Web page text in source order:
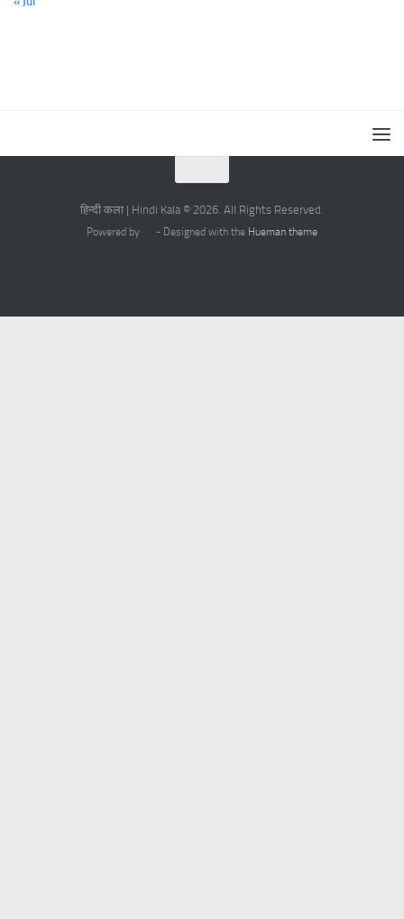
हिन्दी कला | Hindi Kala © 2026. All Rights Reserved.
Powered by - Designed with the Hueman theme